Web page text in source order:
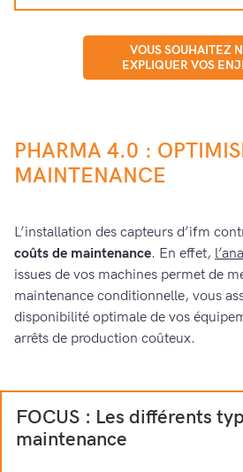
VOUS SOUHAITEZ
EXPLIQUER VOS
PHARMA 4.0 :
MAINTENANCE
L’installation des capteurs d’ifm
coûts de maintenance. En effet,
issues de vos machines permet de
maintenance conditionnelle, vous
disponibilité optimale de vos
arrêts de production coûteux.
FOCUS : Les différents
maintenance